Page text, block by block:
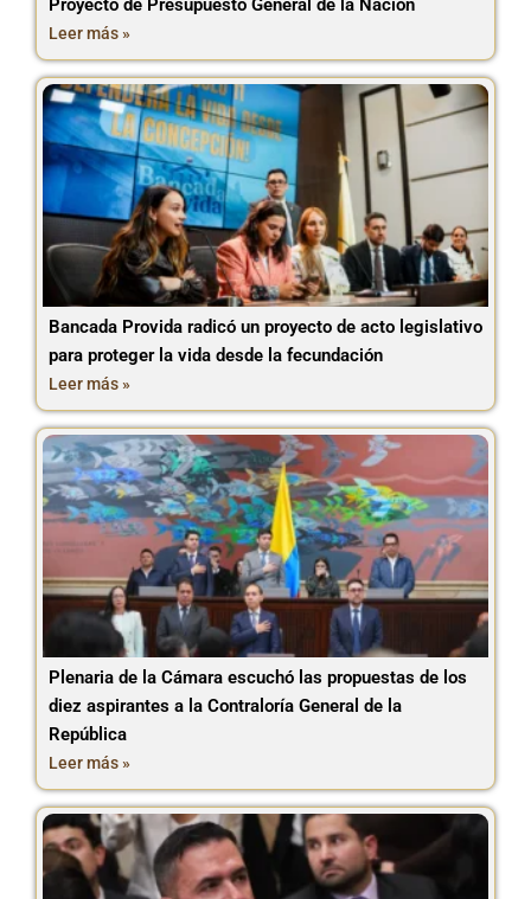
Proyecto de Presupuesto General de la Nación
Leer más »
Bancada Provida radicó un proyecto de acto legislativo
para proteger la vida desde la fecundación
Leer más »
Plenaria de la Cámara escuchó las propuestas de los
diez aspirantes a la Contraloría General de la
República
Leer más »